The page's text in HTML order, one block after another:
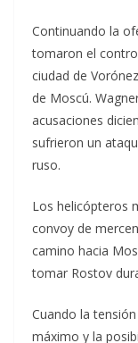
Continuando la
tomaron el
ciudad de
de Moscú.
acusaciones
sufrieron un
ruso.
Los helicópteros
convoy de
camino hacia
tomar Rostov
Cuando la
máximo y la